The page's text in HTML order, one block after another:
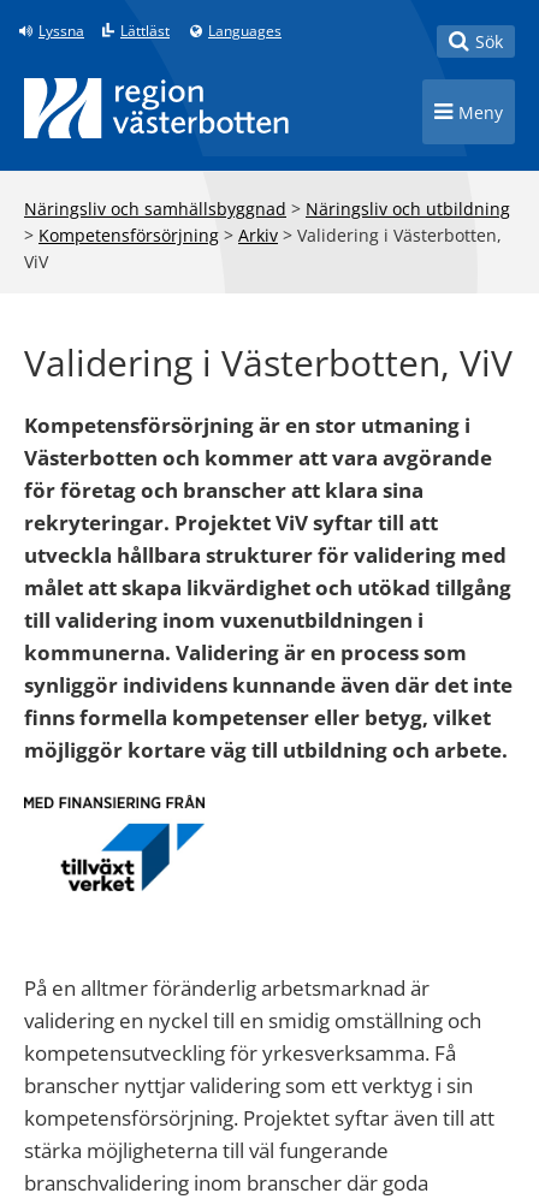
Till innehåll på sidan
Lyssna Lättläst Languages Toggle
Sök
Toggle
Meny
Näringsliv och samhällsbyggnad > Näringsliv och utbildning
> Kompetensförsörjning > Arkiv > Validering i Västerbotten,
ViV
Validering i Västerbotten, ViV
Kompetensförsörjning är en stor utmaning i
Västerbotten och kommer att vara avgörande
för företag och branscher att klara sina
rekryteringar. Projektet ViV syftar till att
utveckla hållbara strukturer för validering med
målet att skapa likvärdighet och utökad tillgång
till validering inom vuxenutbildningen i
kommunerna. Validering är en process som
synliggör individens kunnande även där det inte
finns formella kompetenser eller betyg, vilket
möjliggör kortare väg till utbildning och arbete.
På en alltmer föränderlig arbetsmarknad är
validering en nyckel till en smidig omställning och
kompetensutveckling för yrkesverksamma. Få
branscher nyttjar validering som ett verktyg i sin
kompetensförsörjning. Projektet syftar även till att
stärka möjligheterna till väl fungerande
branschvalidering inom branscher där goda